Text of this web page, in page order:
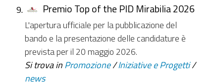
Premio Top of the PID Mirabilia 2026
L'apertura ufficiale per la pubblicazione del
bando e la presentazione delle candidature è
prevista per il 20 maggio 2026.
Si trova in Promozione /Iniziative e Progetti /
news